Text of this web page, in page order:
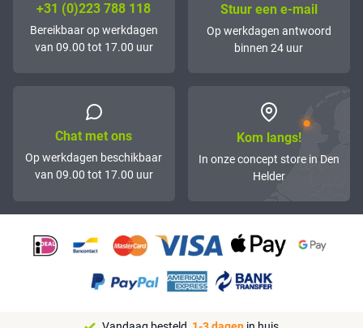
+31 (0)223 788 118
Bereikbaar op werkdagen
van 09.00 tot 17.00 uur
Stuur een e-mail
Op werkdagen antwoord
binnen 24 uur
Chat met ons
Op werkdagen beschikbaar
van 09.00 tot 17.00 uur
Kom langs!
In onze concept store in Den
Helder